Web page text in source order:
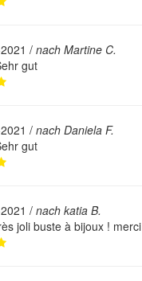
/nach Martine C.
gut
/nach Daniela F.
gut
/nach katia B.
joli buste à bijoux ! merci